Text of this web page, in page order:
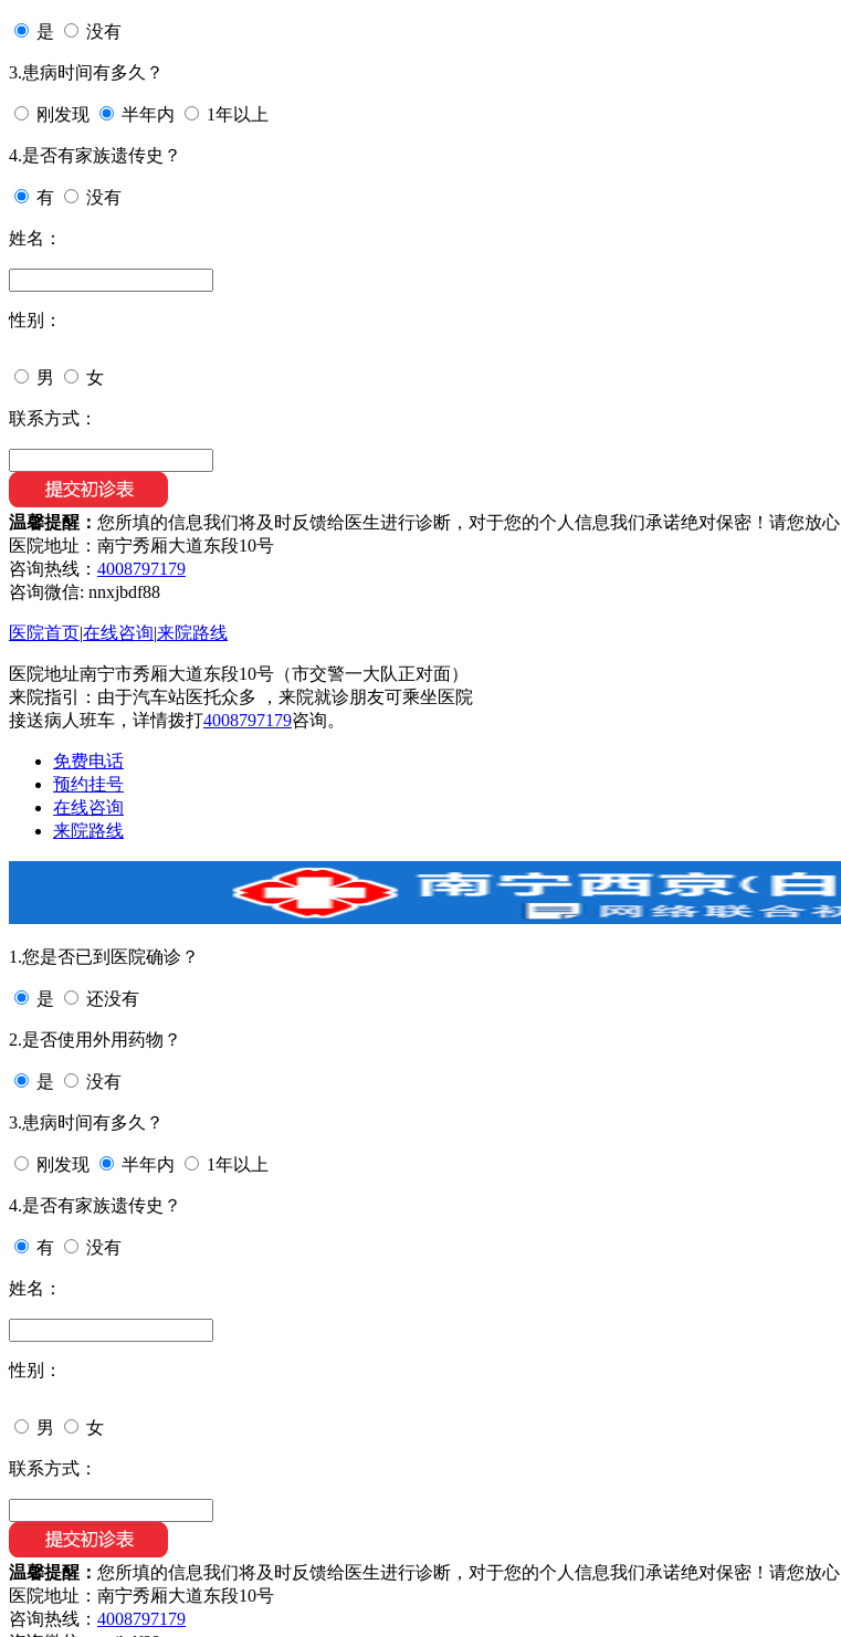
是 没有
3.患病时间有多久？
刚发现 半年内 1年以上
4.是否有家族遗传史？
有 没有
姓名：
性别：
男 女
联系方式：
温馨提醒： 您所填的信息我们将及时反馈给医生进行诊断，对于您的个人信息我们承诺绝对保密！请您放心
医院地址：南宁秀厢大道东段10号
咨询热线： 4008797179
咨询微信: nnxjbdf88
医院首页|在线咨询|来院路线
医院地址南宁市秀厢大道东段10号（市交警一大队正对面）
来院指引：由于汽车站医托众多 ，来院就诊朋友可乘坐医院
接送病人班车，详情拨打4008797179咨询。
免费电话
预约挂号
在线咨询
来院路线
1.您是否已到医院确诊？
是 还没有
2.是否使用外用药物？
是 没有
3.患病时间有多久？
刚发现 半年内 1年以上
4.是否有家族遗传史？
有 没有
姓名：
性别：
男 女
联系方式：
温馨提醒： 您所填的信息我们将及时反馈给医生进行诊断，对于您的个人信息我们承诺绝对保密！请您放心
医院地址：南宁秀厢大道东段10号
咨询热线： 4008797179